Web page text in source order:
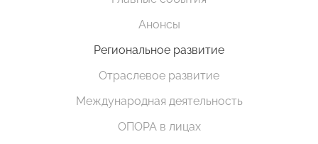
Анонсы
Региональное развитие
Отраслевое развитие
Международная деятельность
ОПОРА в лицах